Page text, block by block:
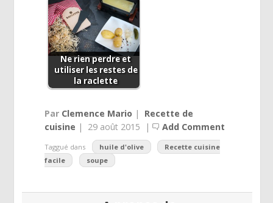
Ne rien perdre et
utiliser les restes de
la raclette
Par Clemence Mario | Recette de
cuisine | 29 août 2015 | Add Comment
Taggué dans huile d'olive
Recette cuisine
facile
soupe